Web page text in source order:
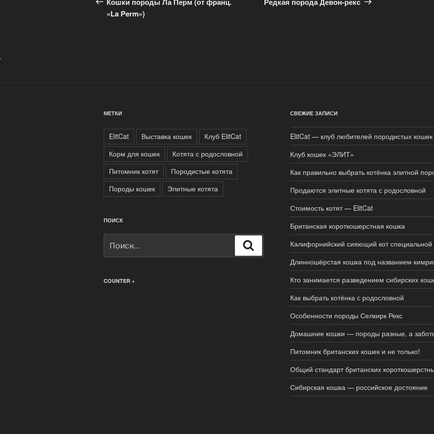
записям
«La Perm»)
.
МЕТКИ
ElitCat Выставка кошек
Клуб ElitCat
Корм для кошек
Котята с родословной
Питомник котят
Породистые котята
Породы кошек
Элитные котята
ПОИСК
COUNTER +
СВЕЖИЕ ЗАПИСИ
ElitCat — клуб любителей породистых кошек
Клуб кошек «ЭЛИТ»
Как правильно выбрать котёнка элитной
Продаются элитные котята с родословной
Стоимость котят — ElitCat
Британская короткошерстная кошка
Калифорнийский сияющий кот специальной
Длинношёрстая кошка под названием
Кто занимается разведением сибирских
Как выбрать котёнка с родословной
Особенности породы Селкирк Рекс
Домашние кошки — породы разные, а
Питомник британских кошек и не только!
Общий стандарт британских
Сибирская кошка — российское достояние